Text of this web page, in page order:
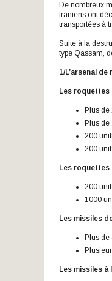
De nombreux
iraniens ont
transportées à
Suite à la
type Qassam,
1/L’arsenal de
Les roquettes
Plus de
Plus
200
200
Les roquettes
200
1000
Les missiles
Plus
Les missiles à